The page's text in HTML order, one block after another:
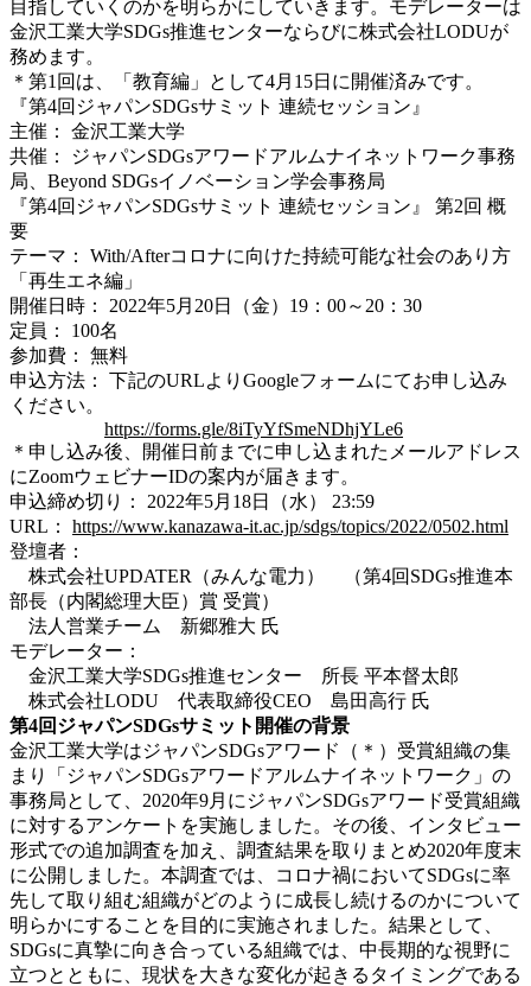
目指していくのかを明らかにしていきます。モデレーターは
金沢工業大学SDGs推進センターならびに株式会社LODUが
務めます。
＊第1回は、「教育編」として4月15日に開催済みです。
『第4回ジャパンSDGsサミット 連続セッション』
主催： 金沢工業大学
共催： ジャパンSDGsアワードアルムナイネットワーク事務
局、Beyond SDGsイノベーション学会事務局
『第4回ジャパンSDGsサミット 連続セッション』 第2回 概
要
テーマ： With/Afterコロナに向けた持続可能な社会のあり方
「再生エネ編」
開催日時： 2022年5月20日（金）19：00～20：30
定員： 100名
参加費： 無料
申込方法： 下記のURLよりGoogleフォームにてお申し込み
ください。
https://forms.gle/8iTyYfSmeNDhjYLe6
＊申し込み後、開催日前までに申し込まれたメールアドレス
にZoomウェビナーIDの案内が届きます。
申込締め切り： 2022年5月18日（水） 23:59
URL： https://www.kanazawa-it.ac.jp/sdgs/topics/2022/0502.html
登壇者：
株式会社UPDATER（みんな電力） （第4回SDGs推進本
部長（内閣総理大臣）賞 受賞）
法人営業チーム 新郷雅大 氏
モデレーター：
金沢工業大学SDGs推進センター 所長 平本督太郎
株式会社LODU 代表取締役CEO 島田高行 氏
第4回ジャパンSDGsサミット開催の背景
金沢工業大学はジャパンSDGsアワード（＊）受賞組織の集
まり「ジャパンSDGsアワードアルムナイネットワーク」の
事務局として、2020年9月にジャパンSDGsアワード受賞組織
に対するアンケートを実施しました。その後、インタビュー
形式での追加調査を加え、調査結果を取りまとめ2020年度末
に公開しました。本調査では、コロナ禍においてSDGsに率
先して取り組む組織がどのように成長し続けるのかについて
明らかにすることを目的に実施されました。結果として、
SDGsに真摯に向き合っている組織では、中長期的な視野に
立つとともに、現状を大きな変化が起きるタイミングである